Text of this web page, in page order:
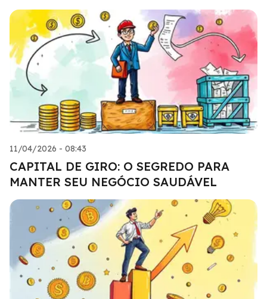
11/04/2026 - 08:43
CAPITAL DE GIRO: O SEGREDO PARA
MANTER SEU NEGÓCIO SAUDÁVEL